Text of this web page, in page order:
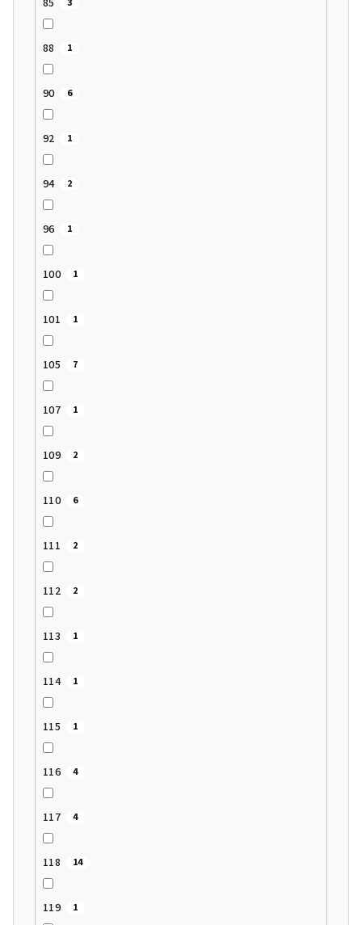
88 1
90 6
92 1
94 2
96 1
100 1
101 1
105 7
107 1
109 2
110 6
111 2
112 2
113 1
114 1
115 1
116 4
117 4
118 14
119 1